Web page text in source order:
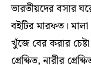
ভারতীয়দের বসার
বইটির মারফত।
খুঁজে বের করার
প্রেক্ষিত, নারীর